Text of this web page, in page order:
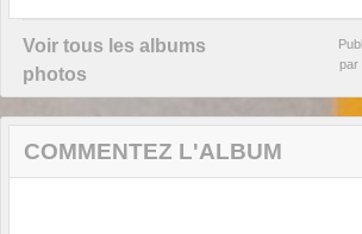
Voir tous les albums
photos
par
COMMENTEZ L'ALBUM